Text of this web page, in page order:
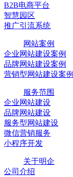
B2B电商平台
智慧园区
推广引流系统
网站案例
企业网站建设案例
品牌网站建设案例
营销型网站建设案例
服务范围
企业网站建设
品牌网站建设
服务型网站建设
微信营销服务
小程序开发
关于明企
公司介绍